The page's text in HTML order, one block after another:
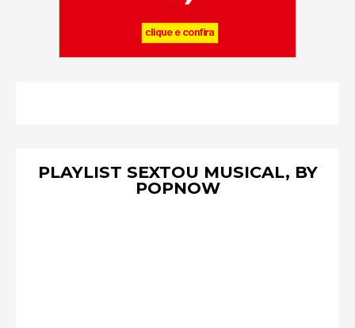
PLAYLIST SEXTOU MUSICAL, BY
POPNOW